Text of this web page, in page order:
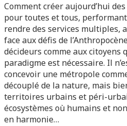
Comment créer aujourd’hui
pour toutes et tous,
rendre des services multiples,
face aux défis de
décideurs comme aux citoyens
paradigme est nécessaire. Il
concevoir une métropole
découplé de la nature, mais
territoires urbains et péri-
écosystèmes où humains et
en harmonie…